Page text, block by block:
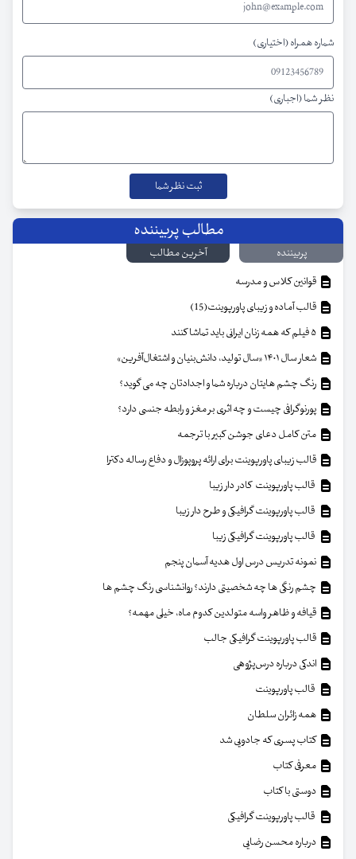
شماره همراه (اختیاری)
نظر شما (اجباری)
مطالب پربیننده
پربیننده
آخرین مطالب
قوانین کلاس و مدرسه
قالب آماده و زیبای پاورپوینت(15)
شعار سال ۱۴۰۱ «سال تولید، دانش‌بنیان و اشتغال‌آفرین»
رنگ چشم هایتان درباره شما و اجدادتان چه می گوید؟
پورنوگرافی چیست و چه اثری بر مغز و رابطه جنسی دارد؟
متن کامل دعای جوشن کبیر با ترجمه
قالب زیبای پاورپوینت برای ارائه پروپوزال و دفاع رساله دکترا
قالب پاورپوینت کادر دار زیبا
قالب پاورپوینت گرافیکی و طرح دار زیبا
قالب پاورپوینت گرافیکی زیبا
نمونه تدریس درس اول هدیه آسمان پنجم
چشم رنگی ها چه شخصیتی دارند؟ روانشناسی رنگ چشم ها
قیافه و ظاهر واسه متولدین کدوم ماه، خیلی مهمه؟
قالب پاورپوینت گرافیکی جالب
اندکی درباره درس‌پژوهی
قالب پاورپوینت
همه زائران سلطان
کتاب پسری که جادویی شد
معرفی کتاب
دوستی با کتاب
قالب پاورپوینت گرافیکی
درباره محسن رضایی